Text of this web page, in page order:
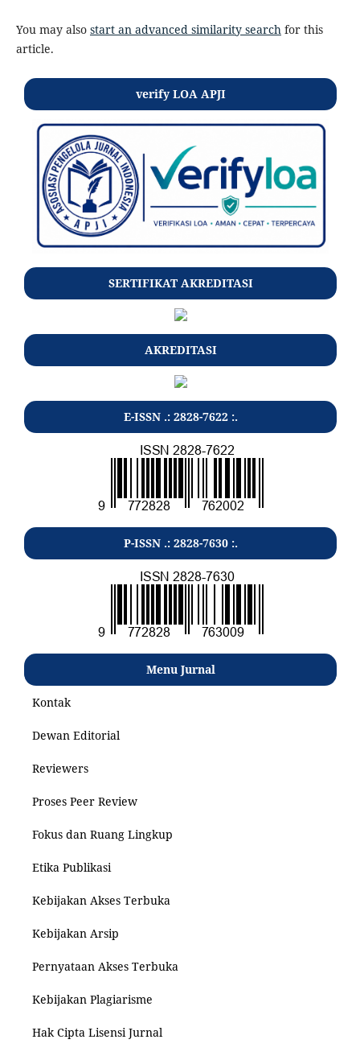
You may also start an advanced similarity search for this
article.
verify LOA APJI
SERTIFIKAT AKREDITASI
AKREDITASI
E-ISSN .: 2828-7622 :.
P-ISSN .: 2828-7630 :.
Menu Jurnal
Kontak
Dewan Editorial
Reviewers
Proses Peer Review
Fokus dan Ruang Lingkup
Etika Publikasi
Kebijakan Akses Terbuka
Kebijakan Arsip
Pernyataan Akses Terbuka
Kebijakan Plagiarisme
Hak Cipta Lisensi Jurnal